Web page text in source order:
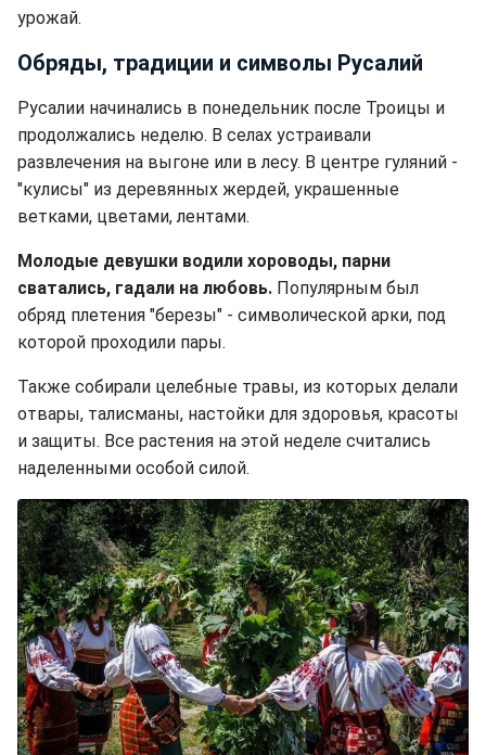
урожай.
Обряды, традиции и символы Русалий
Русалии начинались в понедельник после Троицы и
продолжались неделю. В селах устраивали
развлечения на выгоне или в лесу. В центре гуляний -
"кулисы" из деревянных жердей, украшенные
ветками, цветами, лентами.
Молодые девушки водили хороводы, парни
сватались, гадали на любовь. Популярным был
обряд плетения "березы" - символической арки, под
которой проходили пары.
Также собирали целебные травы, из которых делали
отвары, талисманы, настойки для здоровья, красоты
и защиты. Все растения на этой неделе считались
наделенными особой силой.